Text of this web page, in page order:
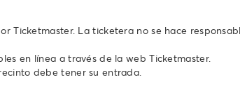
Ticketmaster. La ticketera no se hace
en línea a través de la web Ticketmaster.
debe tener su entrada.